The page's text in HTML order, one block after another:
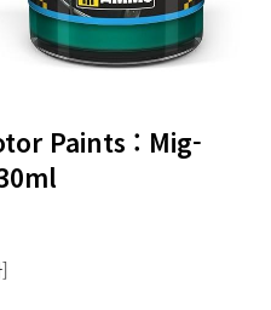
Paints : Mig-